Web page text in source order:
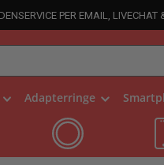
PER EMAIL, LIVECHAT
Adapterringe